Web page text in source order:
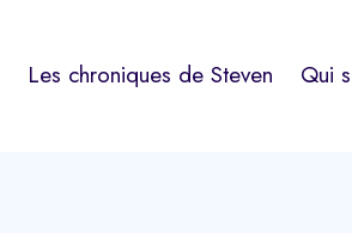
Les chroniques de Steven Qui